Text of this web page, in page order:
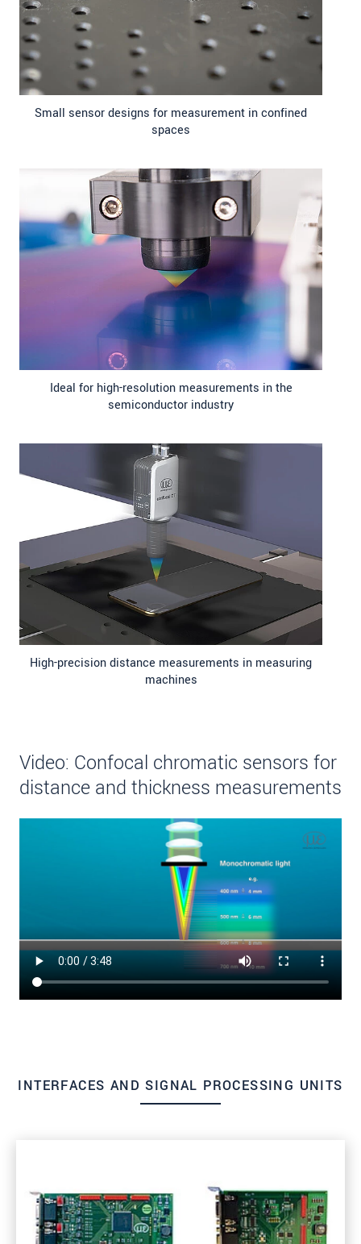
Small sensor designs for measurement in confined
spaces
Ideal for high-resolution measurements in the
semiconductor industry
High-precision distance measurements in measuring
machines
Video: Confocal chromatic sensors for
distance and thickness measurements
INTERFACES AND SIGNAL PROCESSING UNITS